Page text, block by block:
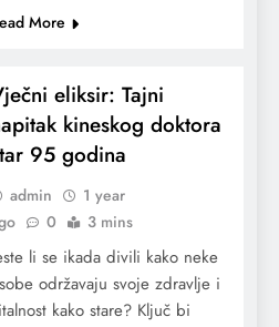
More
eliksir: Tajni
kineskog doktora
95 godina
admin
1 year
0 3 mins
li se ikada divili kako neke
održavaju svoje zdravlje i
kako stare? Ključ bi